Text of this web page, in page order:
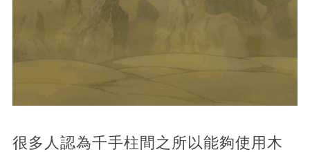
很多人認為千手柱間之所以能夠使用木